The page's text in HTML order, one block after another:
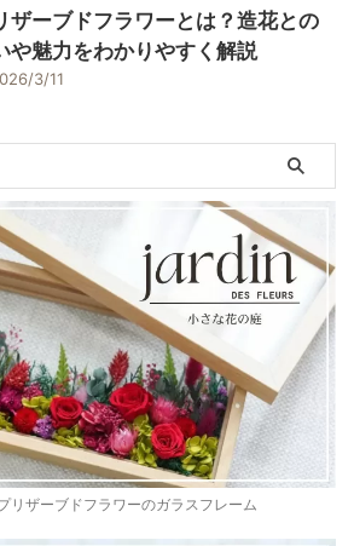
ザーブドフラワーとは？造花との
や魅力をわかりやすく解説
3/11
リザーブドフラワーのガラスフレーム